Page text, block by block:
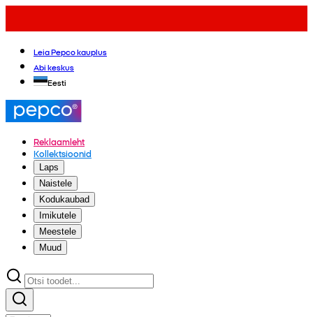
Leia Pepco kauplus
Abi keskus
Eesti
Reklaamleht
Kollektsioonid
Laps
Naistele
Kodukaubad
Imikutele
Meestele
Muud